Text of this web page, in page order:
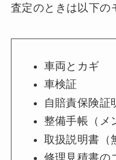
査定のときは以下の
車両とカギ
車検証
自賠責保険証
整備手帳（メ
取扱説明書（